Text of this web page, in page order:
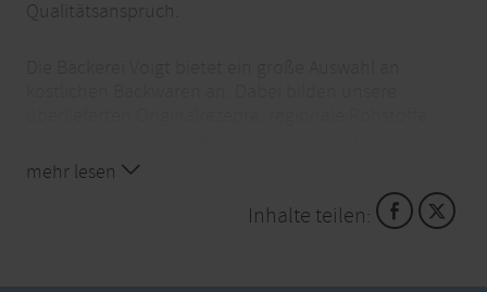
Qualitätsanspruch.
Grundlage für den hervorragenden Geschmack und
die Frische unserer Produkte. Das sieht, riecht und
mehr lesen
Inhalte teilen: